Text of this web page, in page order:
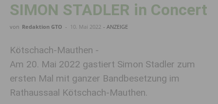
SIMON STADLER in Concert
von Redaktion GTO - 10. Mai 2022 - ANZEIGE
Kötschach-Mauthen -
Am 20. Mai 2022 gastiert Simon Stadler zum
ersten Mal mit ganzer Bandbesetzung im
Rathaussaal Kötschach-Mauthen.